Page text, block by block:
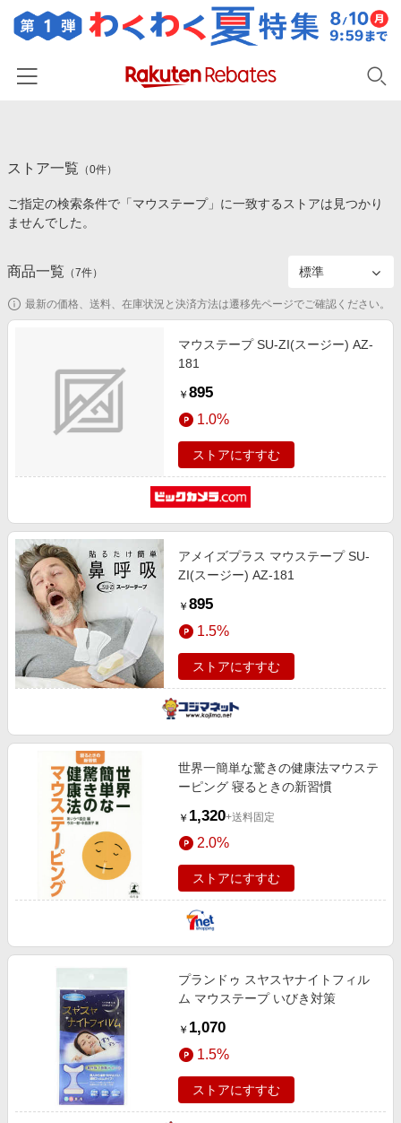
カテゴリー一覧
百貨店・総合ECモール
食品・スイーツ・お酒
コスメ・健康・医薬品
家電・PC・スマホ・カメラ
スポーツ・アウトドア・ゴルフ
旅行・レジャー・ホテル予約
生活・お役立ち
金融・マネー・保険
デジタルコンテンツ
ビジネス・その他サービス
イベント一覧
初回購入者限定特典
対象ストア新規限定特典
楽天ペイ導入ストア
楽天サービス特集
お中元特集2026
とことん買い物チャレンジ
Apple公式サイト×楽天カード分割払い
Qoo10メガポ
ストア一覧 （0件）
ご指定の検索条件で「マウステープ」に一致するストアは見つかり
ませんでした。
商品一覧 （7件）
最新の価格、送料、在庫状況と決済方法は遷移先ページでご確認ください。
マウステープ SU-ZI(スージー) AZ-
181
￥ 895
1.0%
ストアにすすむ
アメイズプラス マウステープ SU-
ZI(スージー) AZ-181
￥ 895
1.5%
ストアにすすむ
世界一簡単な驚きの健康法マウステ
ーピング 寝るときの新習慣
￥ 1,320+送料固定
2.0%
ストアにすすむ
プランドゥ スヤスヤナイトフィル
ム マウステープ いびき対策
￥ 1,070
1.5%
ストアにすすむ